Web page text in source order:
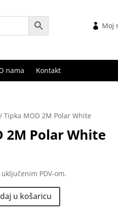
Moj
nama Kontakt
/ Tipka MOD 2M Polar White
2M Polar White
PDV-om.
u košaricu